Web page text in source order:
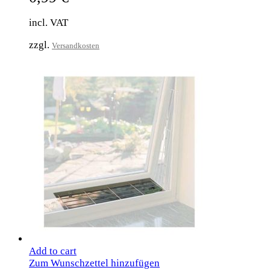
incl. VAT
zzgl. Versandkosten
Add to cart
Zum Wunschzettel hinzufügen